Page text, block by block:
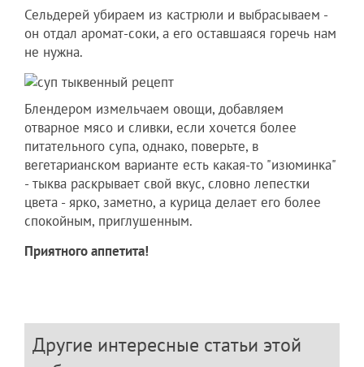
Сельдерей убираем из кастрюли и выбрасываем -
он отдал аромат-соки, а его оставшаяся горечь нам
не нужна.
Блендером измельчаем овощи, добавляем
отварное мясо и сливки, если хочется более
питательного супа, однако, поверьте, в
вегетарианском варианте есть какая-то "изюминка"
- тыква раскрывает свой вкус, словно лепестки
цвета - ярко, заметно, а курица делает его более
спокойным, приглушенным.
Приятного аппетита!
Другие интересные статьи этой